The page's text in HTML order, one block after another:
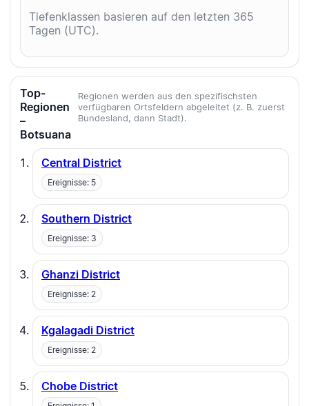
Tiefenklassen basieren auf den letzten 365
Tagen (UTC).
Top-
Regionen
–
Botsuana
Regionen werden aus den spezifischsten
verfügbaren Ortsfeldern abgeleitet (z. B. zuerst
Bundesland, dann Stadt).
Central District
Ereignisse: 5
Southern District
Ereignisse: 3
Ghanzi District
Ereignisse: 2
Kgalagadi District
Ereignisse: 2
Chobe District